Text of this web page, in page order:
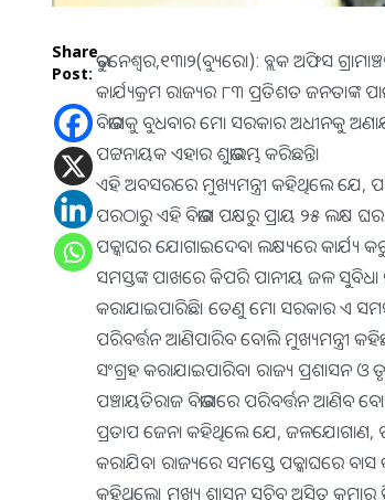
Share
Post:
ଭୁବନେଶ୍ୱର,୧୩ା୨(ବ୍ୟୁରୋ): ବ୍ଲକ ଅଫିସ
କାର୍ଯ୍ୟକ୍ରମ ରାଜ୍ୟର ୮୩ ପ୍ରତିଶତ ଜନତାଙ୍କ
ବିଭାଗକୁ ବୁଧବାର ମୋ ସରକାର ଅଧୀନକୁ
ପଟ୍ଟନାୟକ ଏହାର ଶୁଭାରମ୍ଭ କରିଛନ୍ତି।
ଏହି ଅବସରରେ ମୁଖ୍ୟମନ୍ତ୍ରୀ କହିଥିଲେ ଯେ,
ପରଠାରୁ ଏହି ବିଭାଗ ପକ୍ଷରୁ ପ୍ରାୟ ୨୫ ଲକ୍ଷ
ପକ୍କାଘର ଯୋଗାଇଦେବା ଲକ୍ଷ୍ୟରେ କାର୍ଯ୍ୟ
ସମସ୍ତଙ୍କ ପାଖରେ କିପରି ପାନୀୟ ଜଳ ସୁବିଧା
କରାଯାଇପାରିଛି। ତେଣୁ ମୋ ସରକାର ଏ
ପରିବର୍ତ୍ତନ ଆଣିପାରିବ ବୋଲି ମୁଖ୍ୟମନ୍ତ୍ରୀ
ସଂଗ୍ରହ କରାଯାଇପାରିବ। ରାଜ୍ୟ ପ୍ରଶାସନ ଓ
ପଞ୍ଚାୟତିରାଜ ବିଭାଗରେ ପରିବର୍ତ୍ତନ ଆଣିବ
ପ୍ରତାପ ଜେନା କହିଥିଲେ ଯେ, ଜଳଯୋଗାଣ,
କରାଯିବ। ରାଜ୍ୟରେ ସମସ୍ତେ ପକ୍କାଘରେ
କହିଥିଲେ। ମୁଖ୍ୟ ଶାସନ ସଚିବ ଅସିତ କୁମାର